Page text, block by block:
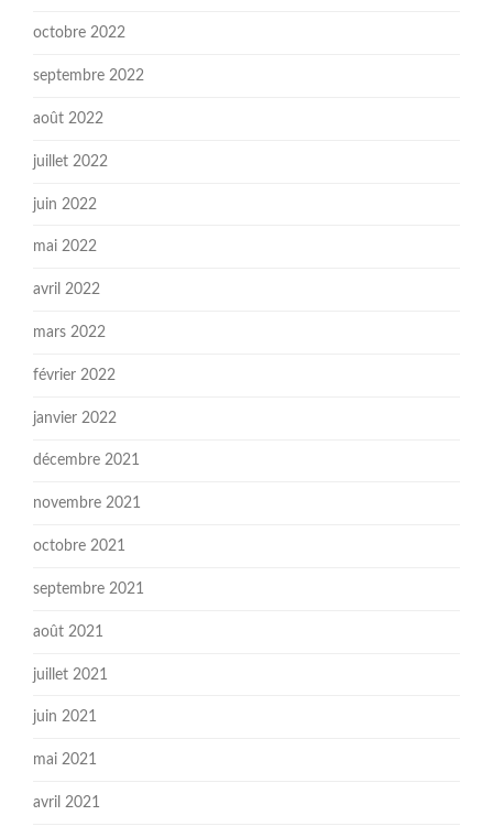
octobre 2022
septembre 2022
août 2022
juillet 2022
juin 2022
mai 2022
avril 2022
mars 2022
février 2022
janvier 2022
décembre 2021
novembre 2021
octobre 2021
septembre 2021
août 2021
juillet 2021
juin 2021
mai 2021
avril 2021